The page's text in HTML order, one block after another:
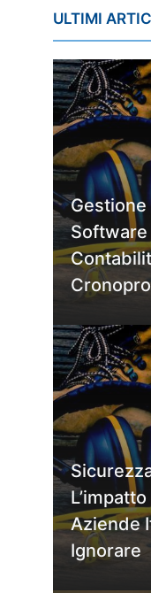
ULTIMI
Software
Aziende
Ignorare